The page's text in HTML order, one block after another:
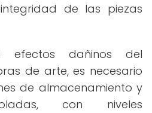
de las piezas
efectos dañinos del
de arte, es necesario
de almacenamiento y
con niveles